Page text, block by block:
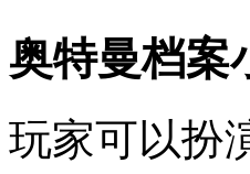
奥特曼档案
玩家可以扮